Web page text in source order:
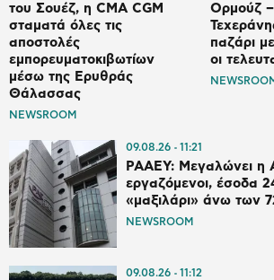
του Σουέζ, η CMA CGM
σταματά όλες τις
αποστολές
εμπορευματοκιβωτίων
μέσω της Ερυθράς
Θάλασσας
NEWSROOM
Ορμούζ –
παζάρι
οι
09.08.26 11:21
ΡΑΑΕΥ: Μεγαλώνει η
εργαζόμενοι, έσοδα
«μαξιλάρι» άνω των
NEWSROOM
09.08.26 11:12